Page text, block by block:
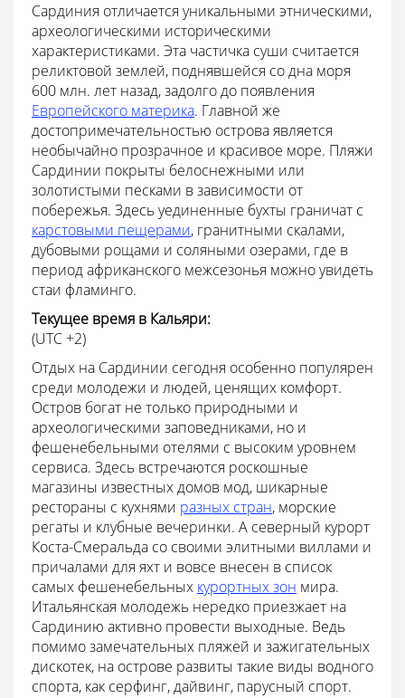
Сардиния отличается уникальными этническими,
археологическими историческими
характеристиками. Эта частичка суши считается
реликтовой землей, поднявшейся со дна моря
600 млн. лет назад, задолго до появления
Европейского материка. Главной же
достопримечательностью острова является
необычайно прозрачное и красивое море. Пляжи
Сардинии покрыты белоснежными или
золотистыми песками в зависимости от
побережья. Здесь уединенные бухты граничат с
карстовыми пещерами, гранитными скалами,
дубовыми рощами и соляными озерами, где в
период африканского межсезонья можно увидеть
стаи фламинго.
Текущее время в Кальяри:
(UTC +2)
Отдых на Сардинии сегодня особенно популярен
среди молодежи и людей, ценящих комфорт.
Остров богат не только природными и
археологическими заповедниками, но и
фешенебельными отелями с высоким уровнем
сервиса. Здесь встречаются роскошные
магазины известных домов мод, шикарные
рестораны с кухнями разных стран, морские
регаты и клубные вечеринки. А северный курорт
Коста-Смеральда со своими элитными виллами и
причалами для яхт и вовсе внесен в список
самых фешенебельных курортных зон мира.
Итальянская молодежь нередко приезжает на
Сардинию активно провести выходные. Ведь
помимо замечательных пляжей и зажигательных
дискотек, на острове развиты такие виды водного
спорта, как серфинг, дайвинг, парусный спорт.